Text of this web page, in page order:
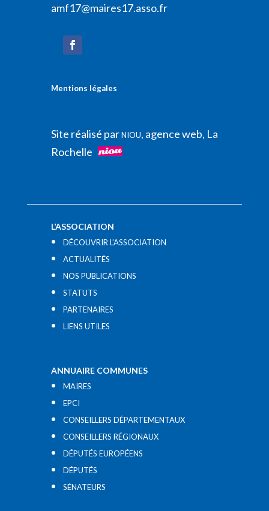
amf17@maires17.asso.fr
Mentions légales
Site réalisé parNIOU, agence web, La
Rochelle
L’ASSOCIATION
DÉCOUVRIR L’ASSOCIATION
ACTUALITÉS
NOS PUBLICATIONS
STATUTS
PARTENAIRES
LIENS UTILES​
ANNUAIRE COMMUNES
MAIRES
EPCI
CONSEILLERS DÉPARTEMENTAUX
CONSEILLERS RÉGIONAUX
DÉPUTÉS EUROPÉENS
DÉPUTÉS
SÉNATEURS